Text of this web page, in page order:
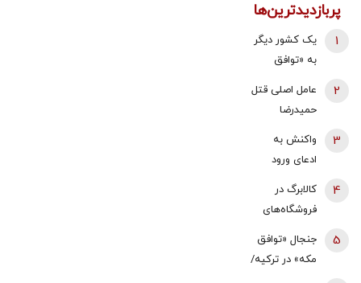
پربازدیدترین‌ها
یک کشور دیگر
به «توافق
پیوندد/ ترکیه
خیال ایران را
راحت کرد
1
عامل اصلی قتل
حمیدرضا
دستگیر شد
2
واکنش به
ادعای ورود
هواگردها به
دقیقه قبل از
حمله به بیت
رهبری/ رییس
3
کالابرگ در
فروشگاه‌های
4
جنجال «توافق
مکه» در ترکیه/
5